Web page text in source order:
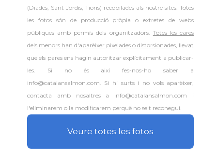
(Diades, Sant Jordis, Tions) recopilades als nostre sites. Totes
les fotos són de producció pròpia o extretes de webs
públiques amb permís dels organitzadors. Totes les cares
dels menors han d'aparèixer pixelades o distorsionades, llevat
que els pares ens hagin autoritzar explícitament a publicar-
les. Si no és així fes-nos-ho saber a
info@catalansalmon.com. Si hi surts i no vols aparèixer,
contacta amb nosaltres a info@catalansalmon.com i
l'eliminarem o la modificarem perquè no se't reconegui.
Veure totes les fotos